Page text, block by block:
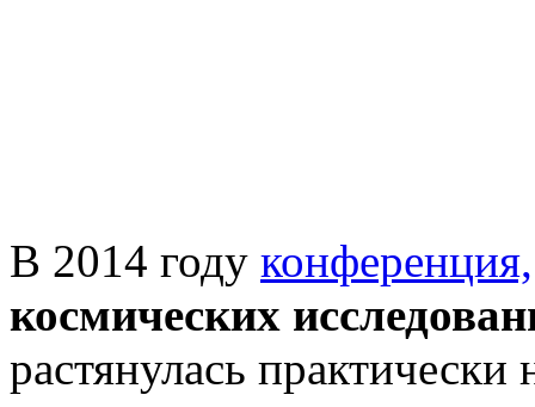
В 2014 году конференция,
космических
растянулась